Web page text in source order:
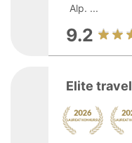
Alp. ...
9.2
Elite travel